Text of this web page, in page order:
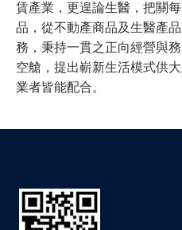
賃產業，更遑論生醫，把關
品，從不動產商品及生醫產
務，秉持一貫之正向經營與
空艙，提出嶄新生活模式供
業者皆能配合。